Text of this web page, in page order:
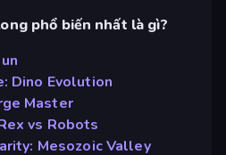
phổ biến nhất là gì?
Dino Evolution
Master
vs Robots
Mesozoic Valley